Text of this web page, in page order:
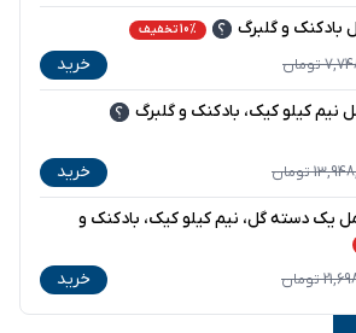
10% تخفیف
تومان خرید
تومان خرید
۳ - شامل یک دسته گل، نیم کیلو کیک، بادکنک و
تومان خرید